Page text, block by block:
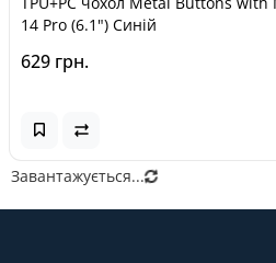
14 Pro (6.1") Синій
629 грн.
Завантажується...